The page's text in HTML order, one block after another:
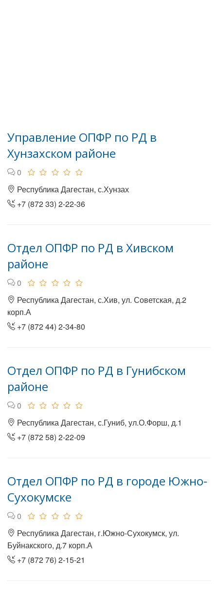
Управление ОПФР по РД в
Хунзахском районе
0
Республика Дагестан, с.Хунзах
+7 (872 33) 2-22-36
Отдел ОПФР по РД в Хивском
районе
0
Республика Дагестан, с.Хив, ул. Советская, д.2
корп.А
+7 (872 44) 2-34-80
Отдел ОПФР по РД в Гунибском
районе
0
Республика Дагестан, с.Гуниб, ул.О.Форш, д.1
+7 (872 58) 2-22-09
Отдел ОПФР по РД в городе Южно-
Сухокумске
0
Республика Дагестан, г.Южно-Сухокумск, ул.
Буйнакского, д.7 корп.А
+7 (872 76) 2-15-21